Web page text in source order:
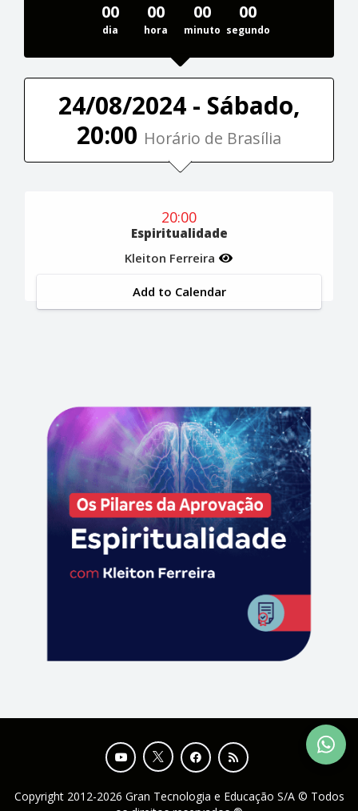
00
dia
00
hora
00
minuto
00
segundo
24/08/2024 - Sábado,
20:00 Horário de Brasília
20:00
Espiritualidade
Kleiton Ferreira
Add to Calendar
Copyright 2012-2026 Gran Tecnologia e Educação S/A © Todos